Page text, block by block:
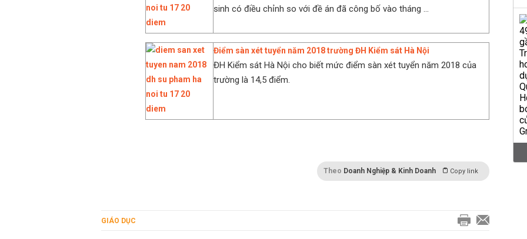
sinh có điều chỉnh so với đề án đã công bố vào tháng ...
Điểm sàn xét tuyển năm 2018 trường ĐH Kiểm sát Hà Nội
ĐH Kiểm sát Hà Nội cho biết mức điểm sàn xét tuyển năm 2018 của
trường là 14,5 điểm.
Theo Doanh Nghiệp & Kinh Doanh Copy link
GIÁO DỤC